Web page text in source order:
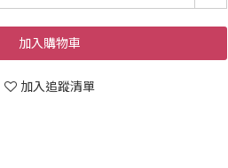
加入購物車
加入追蹤清單